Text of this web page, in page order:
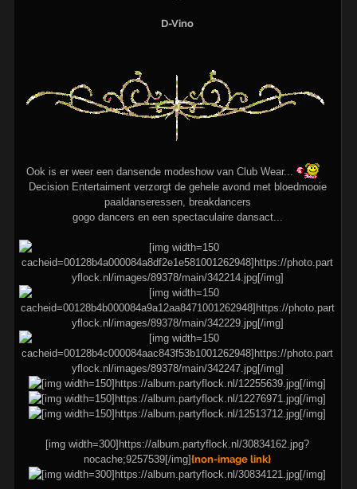
D-Vino
Ook is er weer een dansende modeshow van Club Wear...
Decision Entertaiment verzorgt de gehele avond met bloedmooie
paaldanseressen, breakdancers
gogo dancers en een spectaculaire dansact...
[img width=300]https://album.partyflock.nl/30834162.jpg?
nocache;9257539[/img]{non-image link}